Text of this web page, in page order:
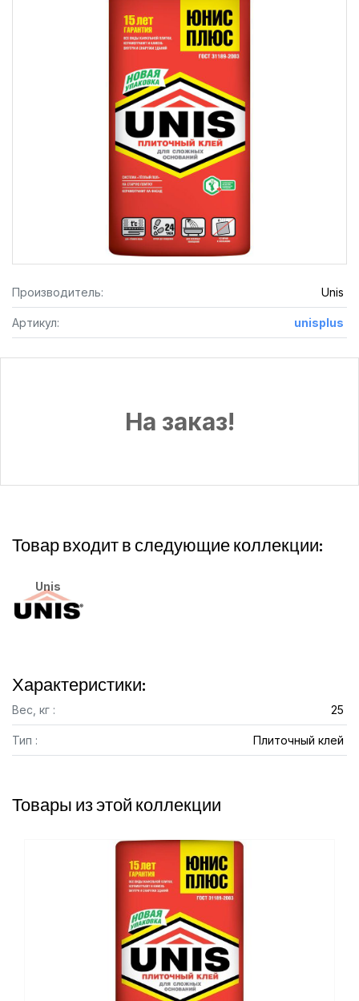
Производитель: Unis
Артикул: unisplus
На заказ!
Товар входит в следующие коллекции:
Unis
Характеристики:
Вес, кг : 25
Тип : Плиточный клей
Товары из этой коллекции